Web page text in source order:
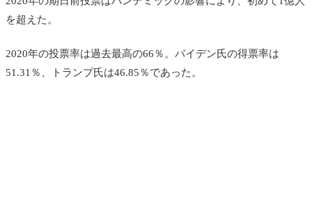
を超えた。
2020年の投票率は過去最高の66％。バイデン氏の得票率は
51.31％、トランプ氏は46.85％であった。